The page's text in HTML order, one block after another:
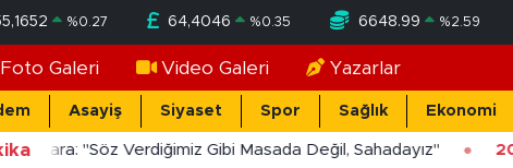
%0.27 64,4046 %0.35 6648.99 %2.59
Foto Galeri Video Galeri Yazarlar
Asayiş Siyaset Spor Sağlık Ekonomi
"Söz Verdiğimiz Gibi Masada Değil, Sahadayız"